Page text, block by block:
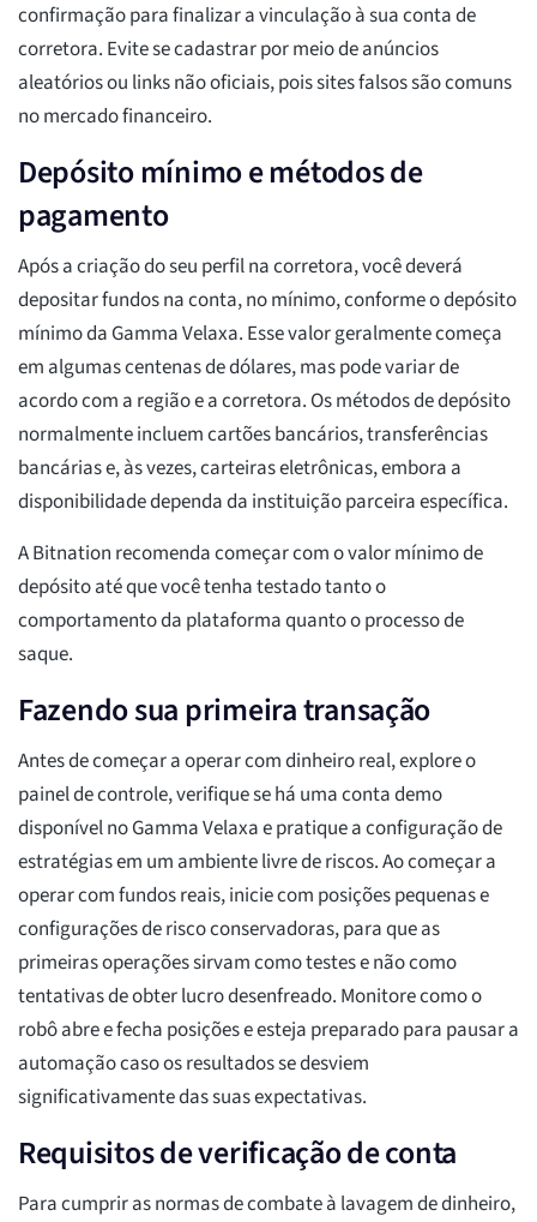
confirmação para finalizar a vinculação à sua conta de
corretora. Evite se cadastrar por meio de anúncios
aleatórios ou links não oficiais, pois sites falsos são comuns
no mercado financeiro.
Depósito mínimo e métodos de
pagamento
Após a criação do seu perfil na corretora, você deverá
depositar fundos na conta, no mínimo, conforme o depósito
mínimo da Gamma Velaxa. Esse valor geralmente começa
em algumas centenas de dólares, mas pode variar de
acordo com a região e a corretora. Os métodos de depósito
normalmente incluem cartões bancários, transferências
bancárias e, às vezes, carteiras eletrônicas, embora a
disponibilidade dependa da instituição parceira específica.
A Bitnation recomenda começar com o valor mínimo de
depósito até que você tenha testado tanto o
comportamento da plataforma quanto o processo de
saque.
Fazendo sua primeira transação
Antes de começar a operar com dinheiro real, explore o
painel de controle, verifique se há uma conta demo
disponível no Gamma Velaxa e pratique a configuração de
estratégias em um ambiente livre de riscos. Ao começar a
operar com fundos reais, inicie com posições pequenas e
configurações de risco conservadoras, para que as
primeiras operações sirvam como testes e não como
tentativas de obter lucro desenfreado. Monitore como o
robô abre e fecha posições e esteja preparado para pausar a
automação caso os resultados se desviem
significativamente das suas expectativas.
Requisitos de verificação de conta
Para cumprir as normas de combate à lavagem de dinheiro,